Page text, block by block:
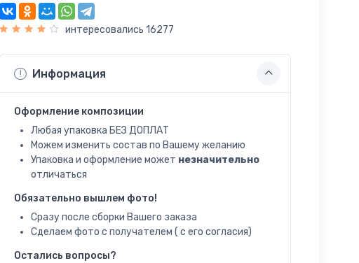
интересовались 16277
Информация
Оформление композиции
Любая упаковка БЕЗ ДОПЛАТ
Можем изменить состав по Вашему желанию
Упаковка и оформление может незначительно
отличаться
Обязательно вышлем фото!
Сразу после сборки Вашего заказа
Сделаем фото с получателем ( с его согласия)
Остались вопросы?